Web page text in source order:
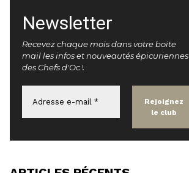
Newsletter
Recevez chaque mois dans votre boite
mail les infos et nouveautés épicuriennes
des Chefs d'Oc !